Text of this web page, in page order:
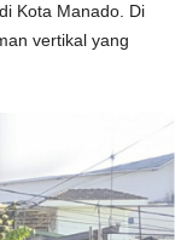
Kota Manado. Di
vertikal yang